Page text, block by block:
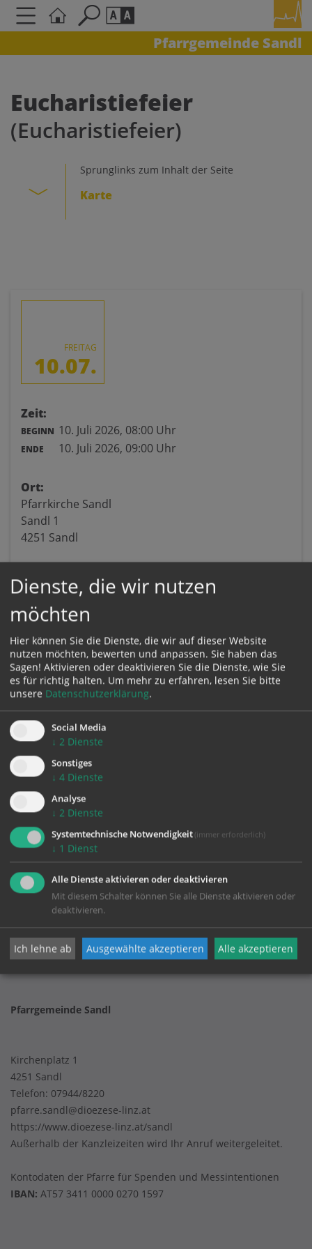
Pfarrgemeinde Sandl
Schriftgröße
AAA
Kontrasteinstellungen
A
Eucharistiefeier
(Eucharistiefeier)
Sprunglinks zum Inhalt der Seite
Karte
FREITAG
10.07.
Zeit:
BEGINN 10. Juli 2026, 08:00 Uhr
ENDE 10. Juli 2026, 09:00 Uhr
Ort:
Pfarrkirche Sandl
Sandl 1
4251 Sandl
Karte:
Zustimmung erforderlich!
Bitte akzeptieren Sie
die Seite neu
KONTAKT
Datenschutz
Pfarrgemeinde Sandl
Kirchenplatz 1
4251 Sandl
Telefon: 07944/8220
pfarre.sandl@dioezese-linz.at
https://www.dioezese-linz.at/sandl
Außerhalb der Kanzleizeiten wird Ihr Anruf weitergeleitet.
Kontodaten der Pfarre für Spenden und Messintentionen
IBAN: AT57 3411 0000 0270 1597
Dienste, die wir nutzen
möchten
Hier können Sie die Dienste, die wir auf dieser Website
nutzen möchten, bewerten und anpassen. Sie haben das
Sagen! Aktivieren oder deaktivieren Sie die Dienste, wie Sie
es für richtig halten. Um mehr zu erfahren, lesen Sie bitte
unsere Datenschutzerklärung.
Social Media
↓ 2 Dienste
Sonstiges
↓ 4 Dienste
Analyse
↓ 2 Dienste
Systemtechnische Notwendigkeit (immer erforderlich)
↓ 1 Dienst
Alle Dienste aktivieren oder deaktivieren
Mit diesem Schalter können Sie alle Dienste aktivieren oder
deaktivieren.
Ich lehne ab Ausgewählte akzeptieren Alle akzeptieren